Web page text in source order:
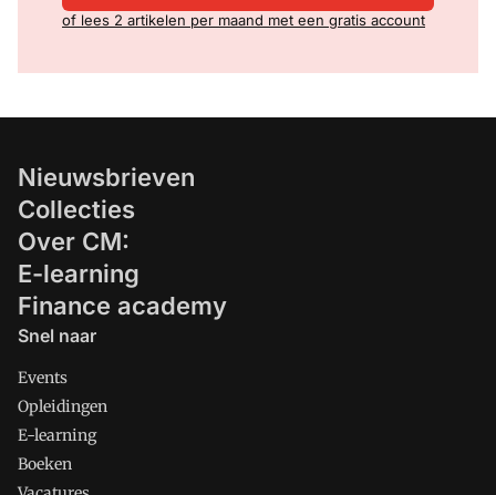
of lees 2 artikelen per maand met een gratis account
Nieuwsbrieven
Collecties
Over CM:
E-learning
Finance academy
Snel naar
Events
Opleidingen
E-learning
Boeken